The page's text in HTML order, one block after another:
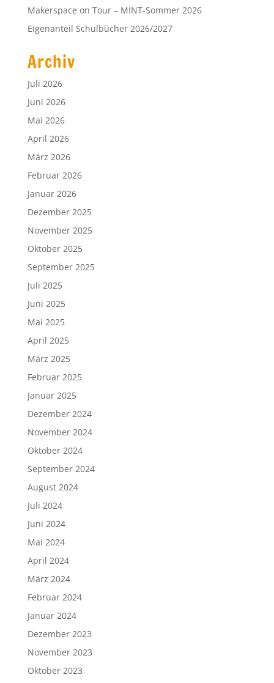
Makerspace on Tour – MINT-Sommer 2026
Eigenanteil Schulbücher 2026/2027
Archiv
Juli 2026
Juni 2026
Mai 2026
April 2026
März 2026
Februar 2026
Januar 2026
Dezember 2025
November 2025
Oktober 2025
September 2025
Juli 2025
Juni 2025
Mai 2025
April 2025
März 2025
Februar 2025
Januar 2025
Dezember 2024
November 2024
Oktober 2024
September 2024
August 2024
Juli 2024
Juni 2024
Mai 2024
April 2024
März 2024
Februar 2024
Januar 2024
Dezember 2023
November 2023
Oktober 2023